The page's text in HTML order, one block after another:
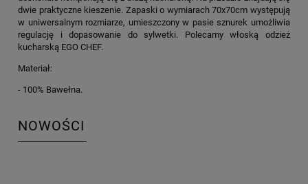
dwie praktyczne kieszenie. Zapaski o wymiarach 70x70cm występują
w uniwersalnym rozmiarze, umieszczony w pasie sznurek umożliwia
regulację i dopasowanie do sylwetki. Polecamy włoską odzież
kucharską EGO CHEF.
Materiał:
- 100% Bawełna.
NOWOŚCI